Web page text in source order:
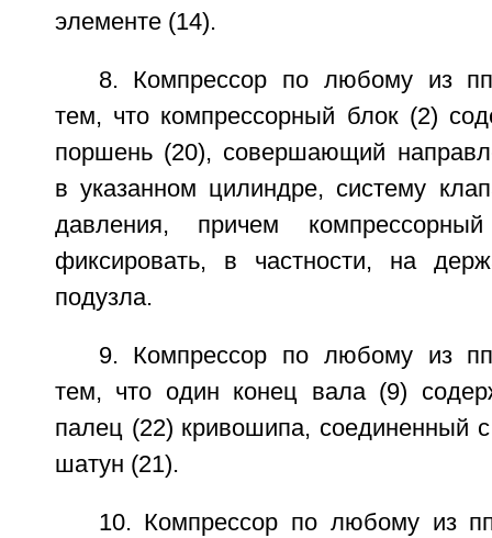
элементе (14).
8. Компрессор по любому из
тем, что компрессорный блок (2)
поршень (20), совершающий
в указанном цилиндре, систему
давления, причем
фиксировать, в частности, на
подузла.
9. Компрессор по любому из
тем, что один конец вала (9)
палец (22) кривошипа, соединенный
шатун (21).
10. Компрессор по любому из